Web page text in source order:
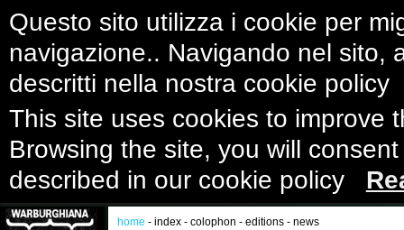
Questo sito utilizza i cookie per
navigazione.. Navigando nel sito,
descritti nella nostra cookie
This site uses cookies to improve
Browsing the site, you will
described in our cookie policy
home - index - colophon - editions - news